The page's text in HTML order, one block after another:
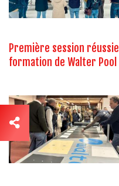
Première session
formation de Walter Pool